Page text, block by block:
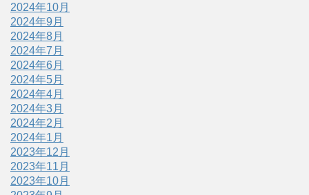
2024年10月
2024年9月
2024年8月
2024年7月
2024年6月
2024年5月
2024年4月
2024年3月
2024年2月
2024年1月
2023年12月
2023年11月
2023年10月